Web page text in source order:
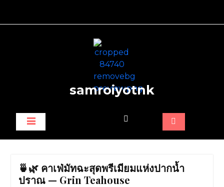
samroiyotnk
🍵🌿 คาเฟ่มัทฉะสุดพรีเมียมแห่งปากน้ำ
ปราณ — Grin Teahouse